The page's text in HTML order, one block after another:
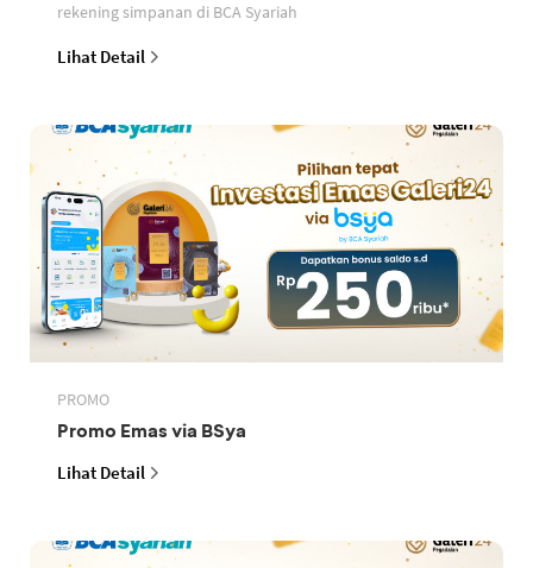
rekening simpanan di BCA Syariah
Lihat Detail
PROMO
Promo Emas via BSya
Lihat Detail